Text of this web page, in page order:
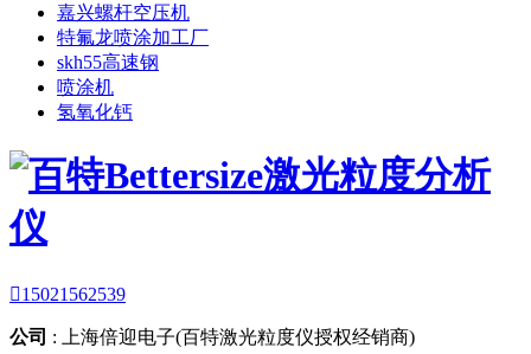
嘉兴螺杆空压机
特氟龙喷涂加工厂
skh55高速钢
喷涂机
氢氧化钙
15021562539
公司 : 上海倍迎电子(百特激光粒度仪授权经销商)